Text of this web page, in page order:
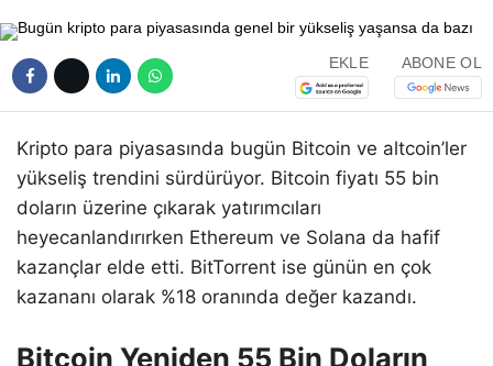
EKLE ABONE OL
Kripto para piyasasında bugün Bitcoin ve altcoin’ler
yükseliş trendini sürdürüyor. Bitcoin fiyatı 55 bin
doların üzerine çıkarak yatırımcıları
heyecanlandırırken Ethereum ve Solana da hafif
kazançlar elde etti. BitTorrent ise günün en çok
kazananı olarak %18 oranında değer kazandı.
Bitcoin Yeniden 55 Bin Doların